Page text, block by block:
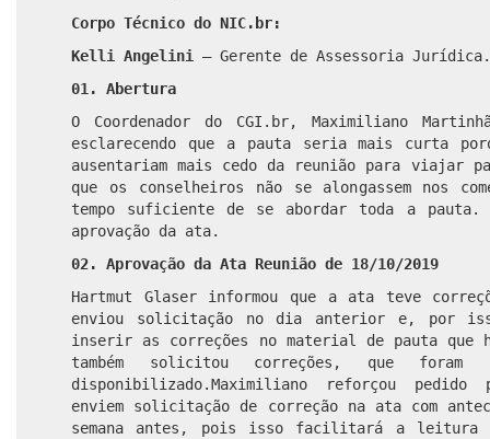
Corpo Técnico do NIC.br:
Kelli Angelini
– Gerente de Assessoria Jurídica.
01. Abertura
O Coordenador do CGI.br, Maximiliano
esclarecendo que a pauta seria mais curta
ausentariam mais cedo da reunião para viajar
que os conselheiros não se alongassem nos
tempo suficiente de se abordar toda a pauta.
aprovação da ata.
02. Aprovação da Ata Reunião de 18/10/2019
Hartmut Glaser informou que a ata teve
enviou solicitação no dia anterior e, por
inserir as correções no material de pauta que
também solicitou correções, que foram
disponibilizado.Maximiliano reforçou
enviem solicitação de correção na ata com
semana antes, pois isso facilitará a leitura